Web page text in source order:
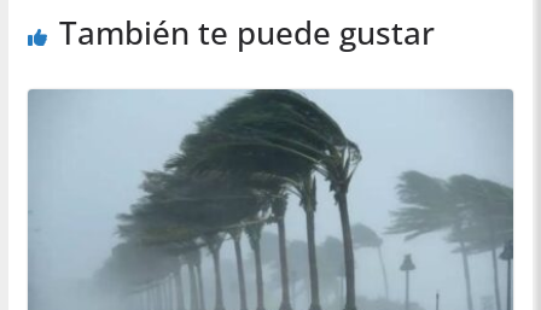
También te puede gustar